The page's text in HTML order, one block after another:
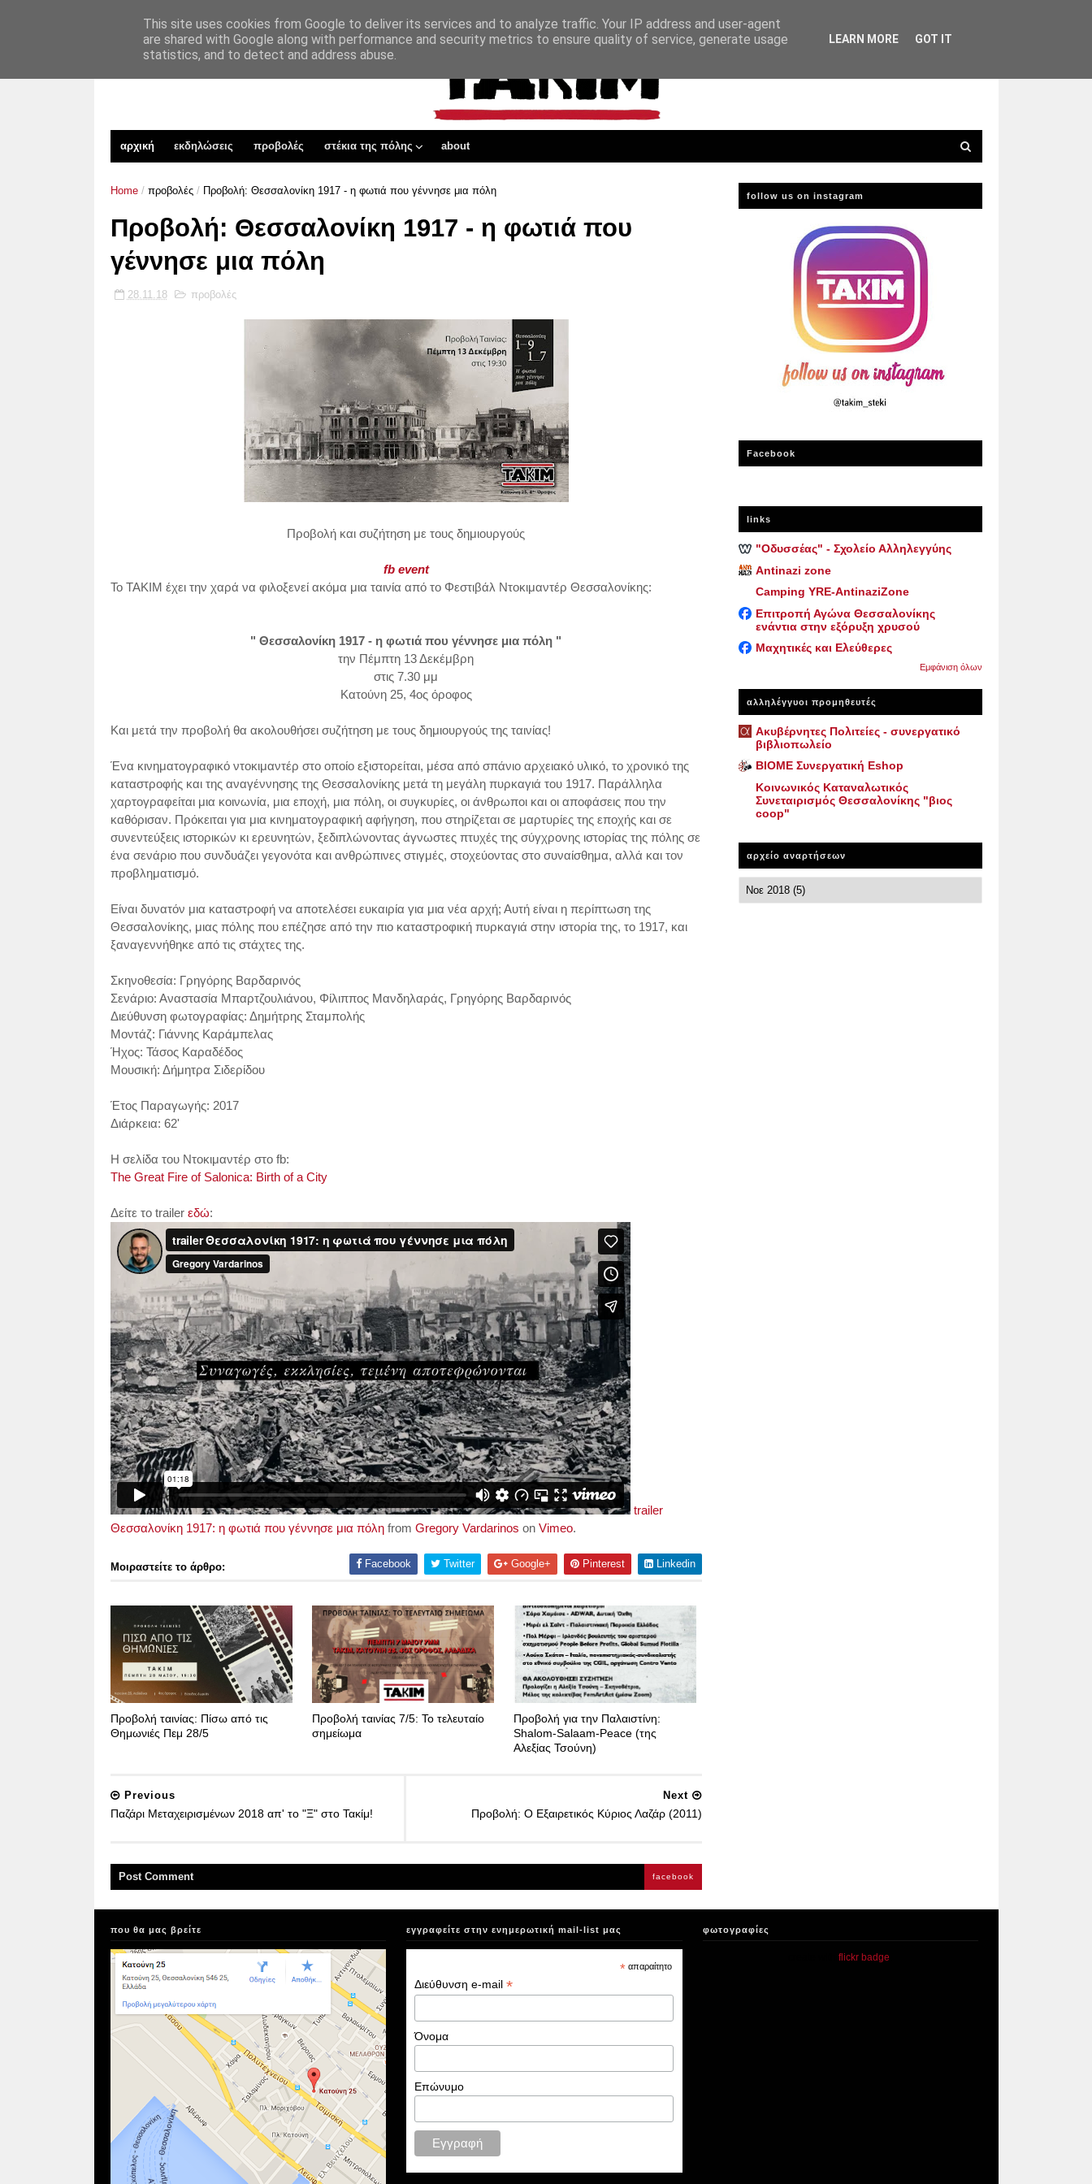
αρχική εκδηλώσεις προβολές στέκια της πόλης about
Home / προβολές / Προβολή: Θεσσαλονίκη 1917 - η φωτιά που γέννησε μια πόλη
Προβολή: Θεσσαλονίκη 1917 - η φωτιά που
γέννησε μια πόλη
28.11.18 προβολές
Προβολή και συζήτηση με τους δημιουργούς
fb event
Το ΤΑΚΙΜ έχει την χαρά να φιλοξενεί ακόμα μια ταινία από το Φεστιβάλ Ντοκιμαντέρ Θεσσαλονίκης:
" Θεσσαλονίκη 1917 - η φωτιά που γέννησε μια πόλη "
την Πέμπτη 13 Δεκέμβρη
στις 7.30 μμ
Κατούνη 25, 4ος όροφος
Και μετά την προβολή θα ακολουθήσει συζήτηση με τους δημιουργούς της ταινίας!
Ένα κινηματογραφικό ντοκιμαντέρ στο οποίο εξιστορείται, μέσα από σπάνιο αρχειακό υλικό, το χρονικό της
καταστροφής και της αναγέννησης της Θεσσαλονίκης μετά τη μεγάλη πυρκαγιά του 1917. Παράλληλα
χαρτογραφείται μια κοινωνία, μια εποχή, μια πόλη, οι συγκυρίες, οι άνθρωποι και οι αποφάσεις που την
καθόρισαν. Πρόκειται για μια κινηματογραφική αφήγηση, που στηρίζεται σε μαρτυρίες της εποχής και σε
συνεντεύξεις ιστορικών κι ερευνητών, ξεδιπλώνοντας άγνωστες πτυχές της σύγχρονης ιστορίας της πόλης σε
ένα σενάριο που συνδυάζει γεγονότα και ανθρώπινες στιγμές, στοχεύοντας στο συναίσθημα, αλλά και τον
προβληματισμό.
Είναι δυνατόν μια καταστροφή να αποτελέσει ευκαιρία για μια νέα αρχή; Αυτή είναι η περίπτωση της
Θεσσαλονίκης, μιας πόλης που επέζησε από την πιο καταστροφική πυρκαγιά στην ιστορία της, το 1917, και
ξαναγεννήθηκε από τις στάχτες της.
Σκηνοθεσία: Γρηγόρης Βαρδαρινός
Σενάριο: Αναστασία Μπαρτζουλιάνου, Φίλιππος Μανδηλαράς, Γρηγόρης Βαρδαρινός
Διεύθυνση φωτογραφίας: Δημήτρης Σταμπολής
Μοντάζ: Γιάννης Καράμπελας
Ήχος: Τάσος Καραδέδος
Μουσική: Δήμητρα Σιδερίδου
Έτος Παραγωγής: 2017
Διάρκεια: 62'
H σελίδα του Ντοκιμαντέρ στο fb:
The Great Fire of Salonica: Birth of a City
Δείτε το trailer εδώ:
trailer
Θεσσαλονίκη 1917: η φωτιά που γέννησε μια πόληfrom Gregory Vardarinos on Vimeo.
Μοιραστείτε το άρθρο: Facebook Twitter Google+ Pinterest Linkedin
Προβολή ταινίας: Πίσω από τις
Θημωνιές Πεμ 28/5
Προβολή ταινίας 7/5: Το τελευταίο
σημείωμα
Προβολή για την Παλαιστίνη:
Shalom-Salaam-Peace (της
Αλεξίας Τσούνη)
Next
Προβολή: Ο Εξαιρετικός Κύριος Λαζάρ (2011)
Previous
Παζάρι Μεταχειρισμένων 2018 απ' το "Ξ" στο Τακίμ!
Post Comment facebook
follow us on instagram
Facebook
links
"Οδυσσέας" - Σχολείο Αλληλεγγύης
Antinazi zone
Camping YRE-AntinaziZone
Επιτροπή Αγώνα Θεσσαλονίκης
ενάντια στην εξόρυξη χρυσού
Μαχητικές και Ελεύθερες
Εμφάνιση όλων
αλληλέγγυοι προμηθευτές
Ακυβέρνητες Πολιτείες - συνεργατικό
βιβλιοπωλείο
ΒΙΟΜΕ Συνεργατική Eshop
Κοινωνικός Καταναλωτικός
Συνεταιρισμός Θεσσαλονίκης "βιος
coop"
αρχείο αναρτήσεων
που θα μας βρείτε εγγραφείτε στην ενημερωτική mail-list μας
*απαραίτητο
Διεύθυνση e-mail*
Όνομα
Επώνυμο
φωτογραφίες
create withflickr badge
This site uses cookies from Google to deliver its services and to analyze traffic. Your IP address and user-agent
are shared with Google along with performance and security metrics to ensure quality of service, generate usage
statistics, and to detect and address abuse.
LEARN MORE GOT IT